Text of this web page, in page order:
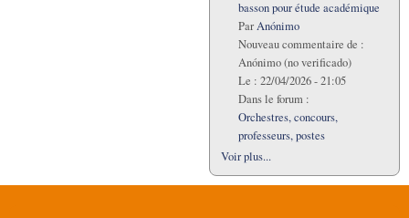
basson pour étude académique
ParAnónimo
Nouveau commentaire de :
Anónimo (no verificado)
Le : 22/04/2026 - 21:05
Dans le forum :
Orchestres, concours,
professeurs, postes
Voir plus...